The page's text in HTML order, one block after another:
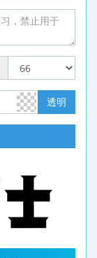
透明